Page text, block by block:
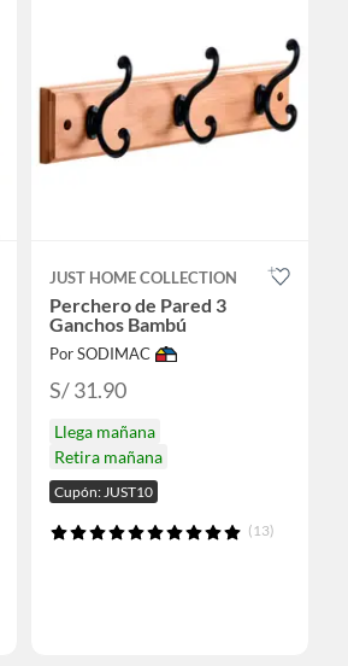
JUST HOME COLLECTION
Perchero de Pared 3
Ganchos Bambú
Por SODIMAC
S/ 31.90
Llega mañana
Retira mañana
Cupón: JUST10
(13)